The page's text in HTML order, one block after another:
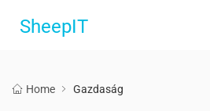
SheepIT
Home Gazdaság